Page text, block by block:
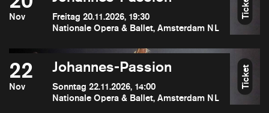
Nov
Freitag 20.11.2026, 19:30
Nationale Opera & Ballet, Amsterdam NL
Ticket
22
Nov
Johannes-Passion
Sonntag 22.11.2026, 14:00
Nationale Opera & Ballet, Amsterdam NL
Ticket